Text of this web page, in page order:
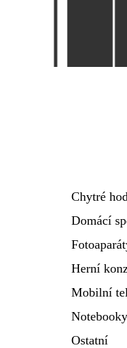
Chytré
Domácí
Herní
Mobilní
Ostatní